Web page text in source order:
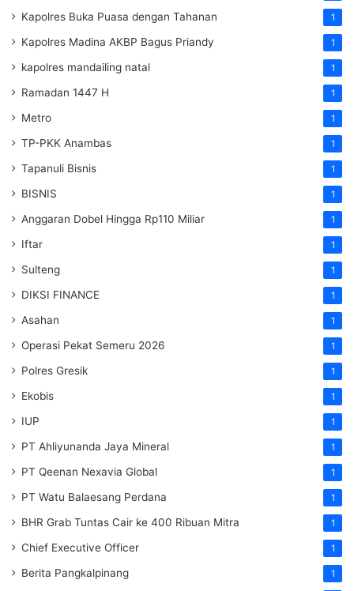
Kapolres Buka Puasa dengan Tahanan 1
Kapolres Madina AKBP Bagus Priandy 1
kapolres mandailing natal 1
Ramadan 1447 H 1
Metro 1
TP-PKK Anambas 1
Tapanuli Bisnis 1
BISNIS 1
Anggaran Dobel Hingga Rp110 Miliar 1
Iftar 1
Sulteng 1
DIKSI FINANCE 1
Asahan 1
Operasi Pekat Semeru 2026 1
Polres Gresik 1
Ekobis 1
IUP 1
PT Ahliyunanda Jaya Mineral 1
PT Qeenan Nexavia Global 1
PT Watu Balaesang Perdana 1
BHR Grab Tuntas Cair ke 400 Ribuan Mitra 1
Chief Executive Officer 1
Berita Pangkalpinang 1